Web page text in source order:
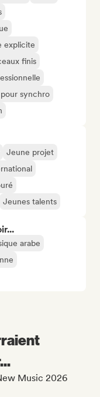
explicite
finis
synchro
Jeune projet
Jeunes talents
arabe
Music 2026